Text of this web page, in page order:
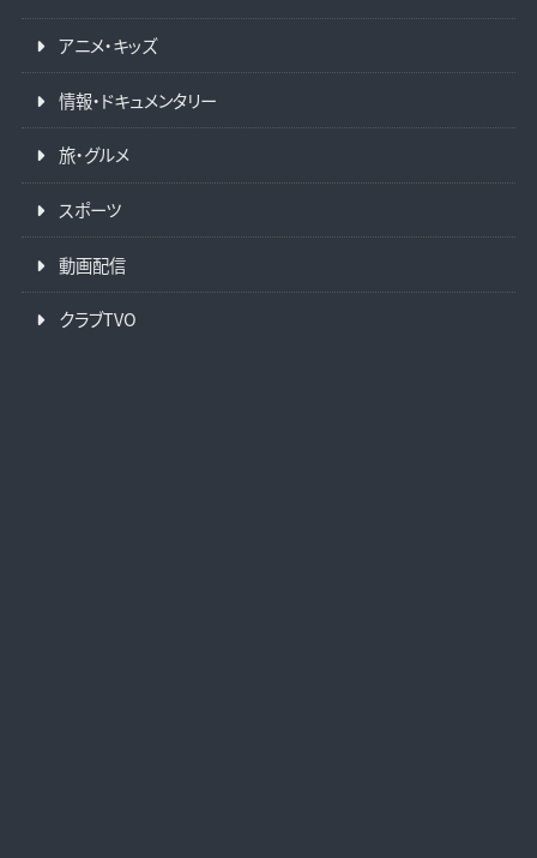
アニメ・キッズ
情報・ドキュメンタリー
旅・グルメ
スポーツ
動画配信
クラブTVO